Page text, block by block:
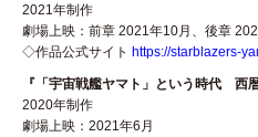
2021年制作
劇場上映：前章 2021年10月、後章
◇作品公式サイト https://starblazers-
『「宇宙戦艦ヤマト」という時代 西
2020年制作
劇場上映：2021年6月